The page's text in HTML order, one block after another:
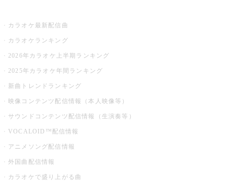
カラオケ最新配信曲
カラオケランキング
2026年カラオケ上半期ランキング
2025年カラオケ年間ランキング
新曲トレンドランキング
映像コンテンツ配信情報（本人映像等）
サウンドコンテンツ配信情報（生演奏等）
VOCALOID™配信情報
アニメソング配信情報
外国曲配信情報
カラオケで盛り上がる曲